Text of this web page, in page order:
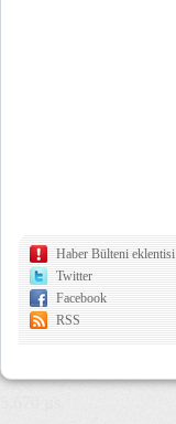
Haber Bülteni eklentisi
Twitter
Facebook
RSS